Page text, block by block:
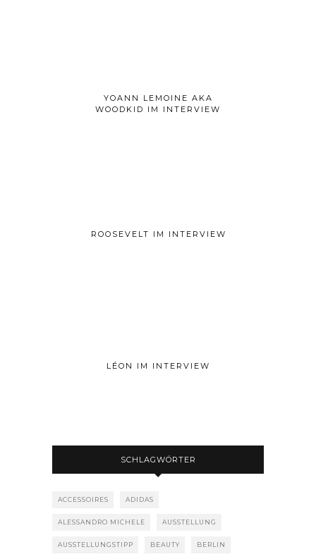
YOANN LEMOINE AKA
WOODKID IM INTERVIEW
ROOSEVELT IM INTERVIEW
LÉON IM INTERVIEW
SCHLAGWÖRTER
ACCESSOIRES ADIDAS
ALESSANDRO MICHELE AUSSTELLUNG
AUSSTELLUNGSTIPP BEAUTY BERLIN